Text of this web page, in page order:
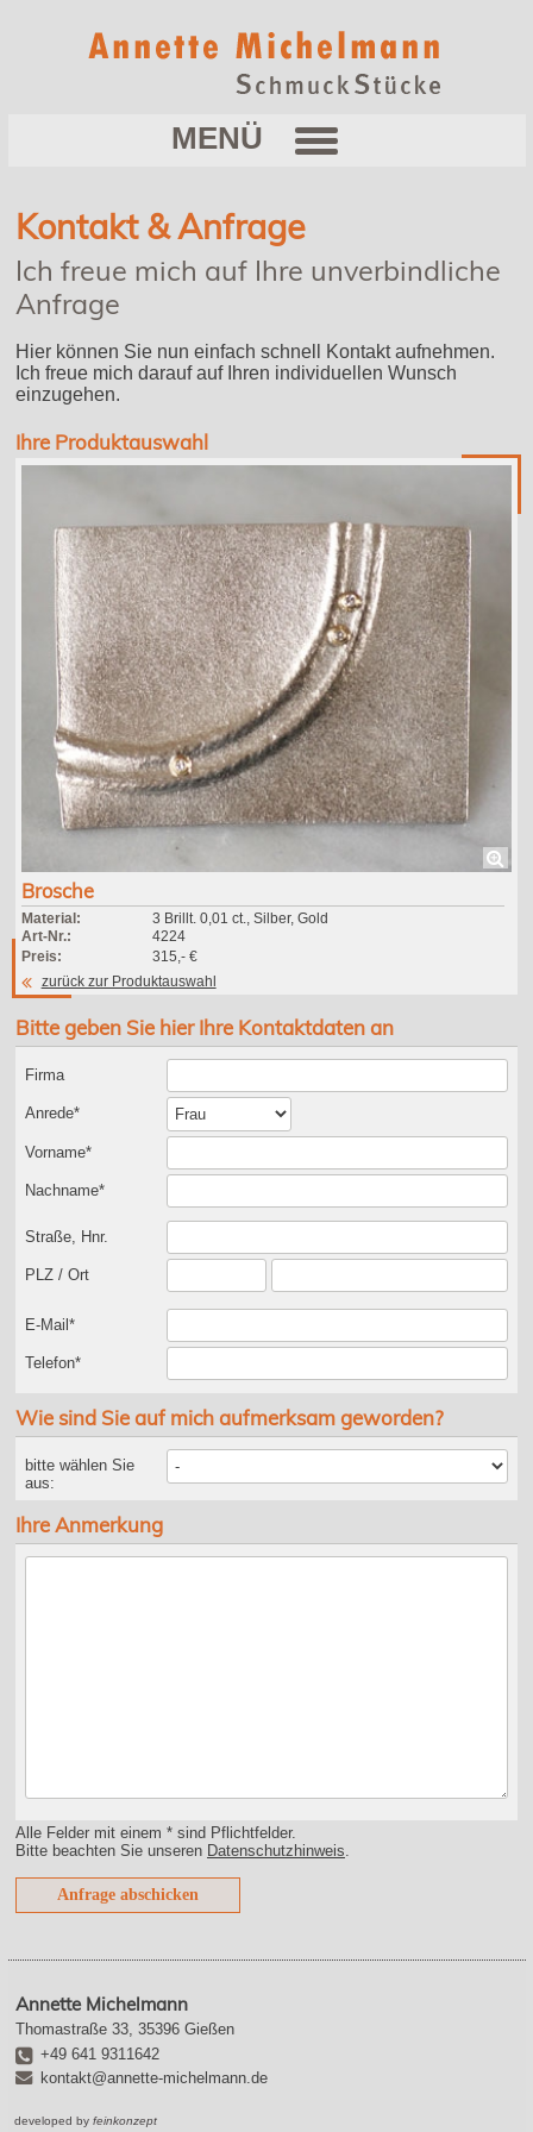
Kontakt & Anfrage
Ich freue mich auf Ihre unverbindliche
Anfrage
Hier können Sie nun einfach schnell Kontakt aufnehmen.
Ich freue mich darauf auf Ihren individuellen Wunsch
einzugehen.
Ihre Produktauswahl
Brosche
Material:
3 Brillt. 0,01 ct., Silber, Gold
Art-Nr.:
4224
Preis:
315,- €
zurück zur Produktauswahl
Bitte geben Sie hier Ihre Kontaktdaten an
Firma
Anrede*
Vorname*
Nachname*
Straße, Hnr.
PLZ / Ort
E-Mail*
Telefon*
Wie sind Sie auf mich aufmerksam geworden?
bitte wählen Sie
aus:
Ihre Anmerkung
Alle Felder mit einem * sind Pflichtfelder.
Bitte beachten Sie unseren Datenschutzhinweis.
Annette Michelmann
Thomastraße 33, 35396 Gießen
+49 641 9311642
kontakt@annette-michelmann.de
developed by feinkonzept